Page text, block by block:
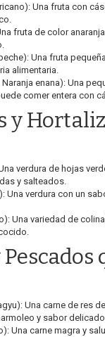
Una fruta con
fruta de color
Una fruta
alimentaria.
enana): Una
comer entera con
y
verdura de hojas
y salteados.
Una verdura con un
Una variedad de
Una carne de res
y sabor
Una carne magra y